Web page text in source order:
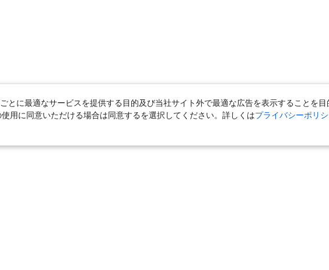
とに最適なサービスを提供する目的及び当社サイト外で最適な広告を表示することを
用に同意いただける場合は同意するを選択してください。詳しくはプライバシーポリ